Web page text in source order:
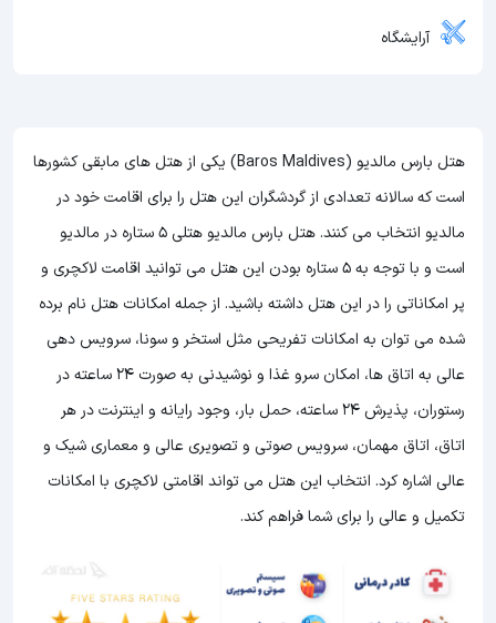
آرایشگاه
هتل بارس مالدیو (Baros Maldives) یکی از هتل های مابقی کشورها
است که سالانه تعدادی از گردشگران این هتل را برای اقامت خود در
مالدیو انتخاب می کنند. هتل بارس مالدیو هتلی 5 ستاره در مالدیو
است و با توجه به 5 ستاره بودن این هتل می توانید اقامت لاکچری و
پر امکاناتی را در این هتل داشته باشید. از جمله امکانات هتل نام برده
شده می توان به امکانات تفریحی مثل استخر و سونا، سرویس دهی
عالی به اتاق ها، امکان سرو غذا و نوشیدنی به صورت 24 ساعته در
رستوران، پذیرش 24 ساعته، حمل بار، وجود رایانه و اینترنت در هر
اتاق، اتاق مهمان، سرویس صوتی و تصویری عالی و معماری شیک و
عالی اشاره کرد. انتخاب این هتل می تواند اقامتی لاکچری با امکانات
تکمیل و عالی را برای شما فراهم کند.